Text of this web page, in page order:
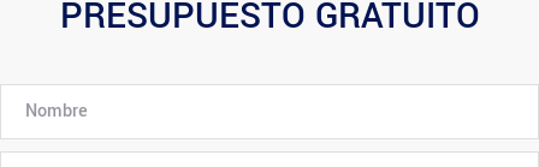
PRESUPUESTO GRATUITO